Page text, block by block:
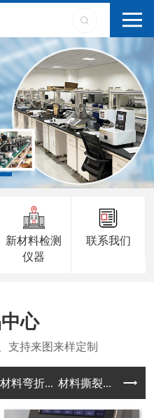
新材料检测
仪器
联系我们
心
材料弯折... 材料撕裂... 材料